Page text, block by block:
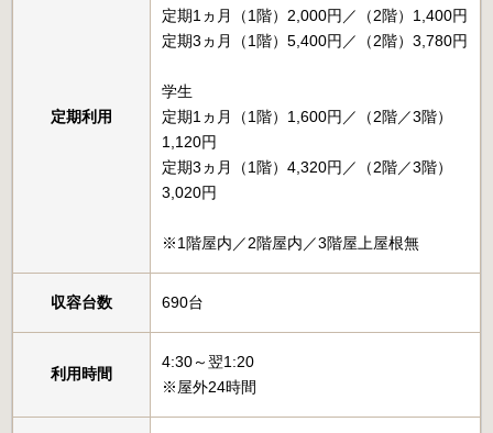
定期利用
定期1ヵ月（1階）2,000円／（2階）1,400円
定期3ヵ月（1階）5,400円／（2階）3,780円
学生
定期1ヵ月（1階）1,600円／（2階／3階）
1,120円
定期3ヵ月（1階）4,320円／（2階／3階）
3,020円
※1階屋内／2階屋内／3階屋上屋根無
収容台数 690台
利用時間
4:30～翌1:20
※屋外24時間